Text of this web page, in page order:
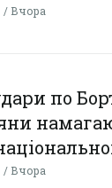
Вчора
по
Вчора